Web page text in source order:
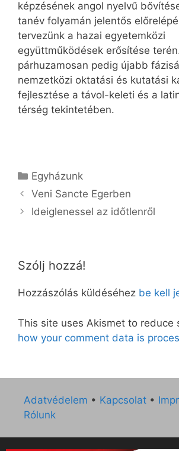
képzésének angol nyelvű
tanév folyamán jelentős
tervezünk a hazai egyetemközi
együttműködések erősítése
párhuzamosan pedig újabb
nemzetközi oktatási és kutatási
fejlesztése a távol-keleti és a
térség tekintetében.
Kategória
Egyházunk
Veni Sancte Egerben
Ideiglenessel az időtlenről
Szólj hozzá!
Hozzászólás küldéséhez be kell
This site uses Akismet to reduce
how your comment data is
Adatvédelem • Kapcsolat •
Rólunk